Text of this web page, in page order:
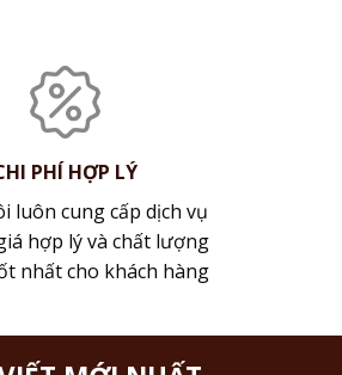
PHÍ HỢP LÝ
luôn cung cấp dịch vụ
hợp lý và chất lượng
nhất cho khách hàng